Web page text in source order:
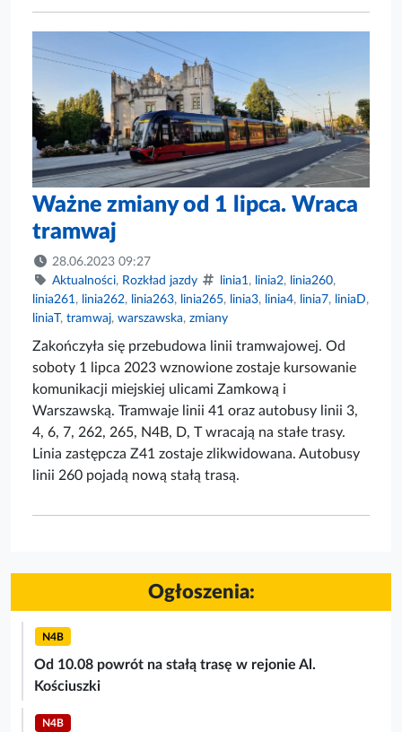
Ważne zmiany od 1 lipca. Wraca
tramwaj
28.06.2023 09:27
Aktualności, Rozkład jazdy linia1 , linia2, linia260,
linia261 , linia262, linia263, linia265, linia3, linia4, linia7, liniaD,
liniaT, tramwaj, warszawska, zmiany
Zakończyła się przebudowa linii tramwajowej. Od
soboty 1 lipca 2023 wznowione zostaje kursowanie
komunikacji miejskiej ulicami Zamkową i
Warszawską. Tramwaje linii 41 oraz autobusy linii 3,
4, 6, 7, 262, 265, N4B, D, T wracają na stałe trasy.
Linia zastępcza Z41 zostaje zlikwidowana. Autobusy
linii 260 pojadą nową stałą trasą.
Ogłoszenia:
N4B
Od 10.08 powrót na stałą trasę w rejonie Al.
Kościuszki
N4B